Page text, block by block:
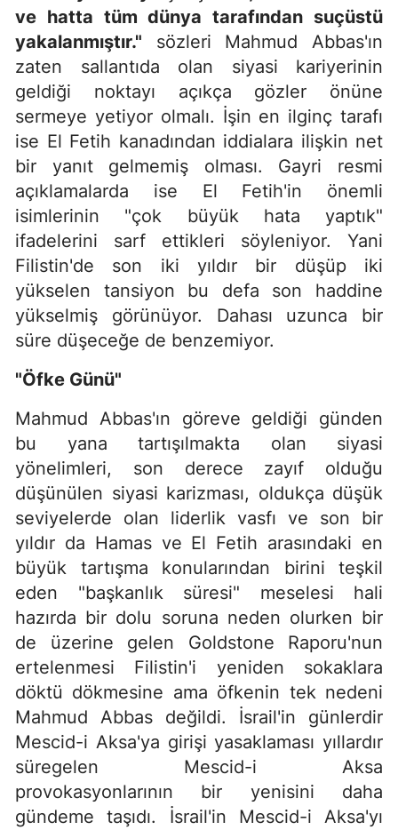
ve hatta tüm dünya tarafından suçüstü
yakalanmıştır." sözleri Mahmud Abbas'ın
zaten sallantıda olan siyasi kariyerinin
geldiği noktayı açıkça gözler önüne
sermeye yetiyor olmalı. İşin en ilginç tarafı
ise El Fetih kanadından iddialara ilişkin net
bir yanıt gelmemiş olması. Gayri resmi
açıklamalarda ise El Fetih'in önemli
isimlerinin "çok büyük hata yaptık"
ifadelerini sarf ettikleri söyleniyor. Yani
Filistin'de son iki yıldır bir düşüp iki
yükselen tansiyon bu defa son haddine
yükselmiş görünüyor. Dahası uzunca bir
süre düşeceğe de benzemiyor.
"Öfke Günü"
Mahmud Abbas'ın göreve geldiği günden
bu yana tartışılmakta olan siyasi
yönelimleri, son derece zayıf olduğu
düşünülen siyasi karizması, oldukça düşük
seviyelerde olan liderlik vasfı ve son bir
yıldır da Hamas ve El Fetih arasındaki en
büyük tartışma konularından birini teşkil
eden "başkanlık süresi" meselesi hali
hazırda bir dolu soruna neden olurken bir
de üzerine gelen Goldstone Raporu'nun
ertelenmesi Filistin'i yeniden sokaklara
döktü dökmesine ama öfkenin tek nedeni
Mahmud Abbas değildi. İsrail'in günlerdir
Mescid-i Aksa'ya girişi yasaklaması yıllardır
süregelen Mescid-i Aksa
provokasyonlarının bir yenisini daha
gündeme taşıdı. İsrail'in Mescid-i Aksa'yı